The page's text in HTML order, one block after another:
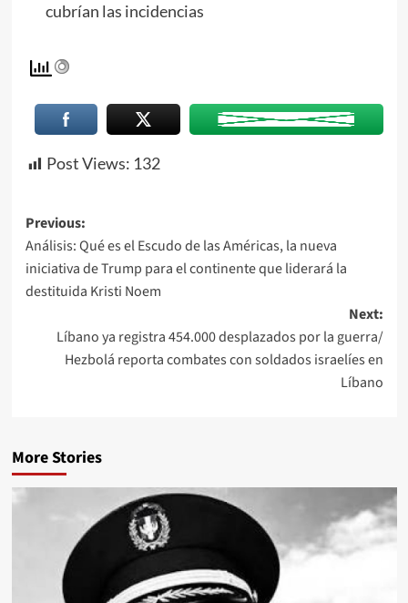
cubrían las incidencias
Post Views: 132
Previous:
Análisis: Qué es el Escudo de las Américas, la nueva
iniciativa de Trump para el continente que liderará la
destituida Kristi Noem
Next:
Líbano ya registra 454.000 desplazados por la guerra/
Hezbolá reporta combates con soldados israelíes en
Líbano
More Stories